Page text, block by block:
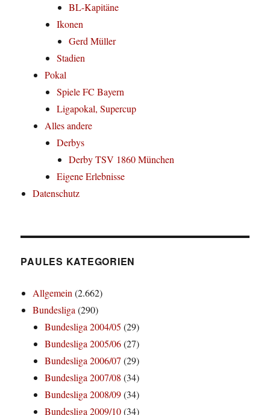
BL-Kapitäne
Ikonen
Gerd Müller
Stadien
Pokal
Spiele FC Bayern
Ligapokal, Supercup
Alles andere
Derbys
Derby TSV 1860 München
Eigene Erlebnisse
Datenschutz
PAULES KATEGORIEN
Allgemein(2.662)
Bundesliga(290)
Bundesliga 2004/05 (29)
Bundesliga 2005/06(27)
Bundesliga 2006/07 (29)
Bundesliga 2007/08 (34)
Bundesliga 2008/09(34)
Bundesliga 2009/10(34)